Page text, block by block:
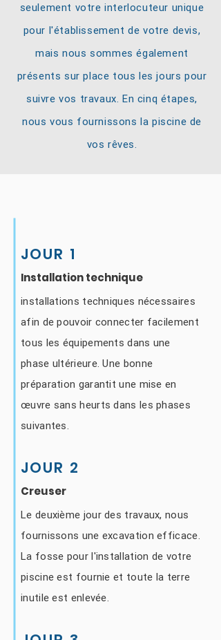
seulement votre interlocuteur unique
pour l'établissement de votre devis,
mais nous sommes également
présents sur place tous les jours pour
suivre vos travaux. En cinq étapes,
nous vous fournissons la piscine de
vos rêves.
JOUR 1
Installation technique
installations techniques nécessaires
afin de pouvoir connecter facilement
tous les équipements dans une
phase ultérieure. Une bonne
préparation garantit une mise en
œuvre sans heurts dans les phases
suivantes.
JOUR 2
Creuser
Le deuxième jour des travaux, nous
fournissons une excavation efficace.
La fosse pour l'installation de votre
piscine est fournie et toute la terre
inutile est enlevée.